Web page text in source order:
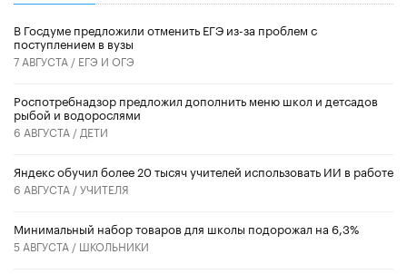
В Госдуме предложили отменить ЕГЭ из-за проблем с
поступлением в вузы
7 АВГУСТА / ЕГЭ И ОГЭ
Роспотребнадзор предложил дополнить меню школ и детсадов
рыбой и водорослями
6 АВГУСТА / ДЕТИ
​Яндекс обучил более 20 тысяч учителей использовать ИИ в работе
6 АВГУСТА /УЧИТЕЛЯ
Минимальный набор товаров для школы подорожал на 6,3%
5 АВГУСТА / ШКОЛЬНИКИ